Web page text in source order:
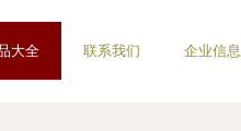
大全 联系我们 企业信息